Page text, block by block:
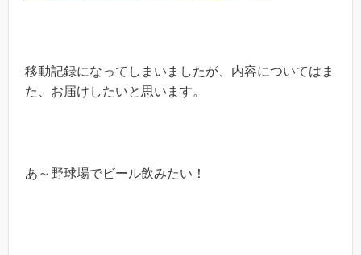
移動記録になってしまいましたが、内容についてはま
た、お届けしたいと思います。
あ～野球場でビール飲みたい！